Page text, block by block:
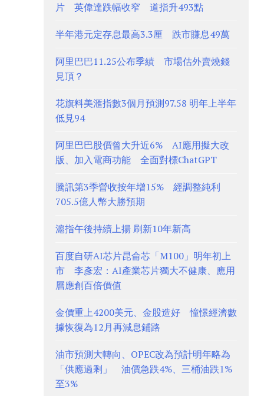
片 英偉達跌幅收窄 道指升493點
半年港元定存息最高3.3厘 跌市賺息49萬
阿里巴巴11.25公布季績 市場估外賣燒錢
見頂？
花旗料美滙指數3個月預測97.58 明年上半年
低見94
阿里巴巴股價曾大升近6% AI應用擬大改
版、加入電商功能 全面對標ChatGPT
騰訊第3季營收按年增15% 經調整純利
705.5億人幣大勝預期
滬指午後持續上揚 刷新10年新高
百度自研AI芯片昆侖芯「M100」明年初上
市 李彥宏：AI產業芯片獨大不健康、應用
層應創百倍價值
金價重上4200美元、金股造好 憧憬經濟數
據恢復為12月再減息鋪路
油市預測大轉向、OPEC改為預計明年略為
「供應過剩」 油價急跌4%、三桶油跌1%
至3%